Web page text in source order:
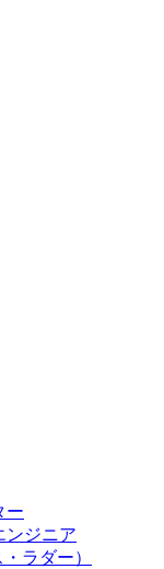
ー
ンジニア
ラダー）